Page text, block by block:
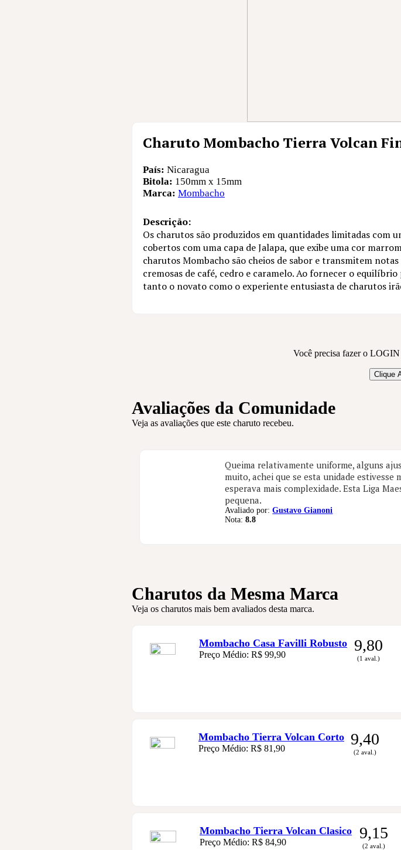
Charuto Mombacho Tierra Volcan
País: Nicaragua
Bitola: 150mm x 15mm
Marca: Mombacho
Descrição:
Os charutos são produzidos em quantidades limitadas com
cobertos com uma capa de Jalapa, que exibe uma cor
charutos Mombacho são cheios de sabor e transmitem
cremosas de café, cedro e caramelo. Ao fornecer o
tanto o novato como o experiente entusiasta de charutos
Você precisa fazer o
Clique
Avaliações da Comunidade
Veja as avaliações que este charuto recebeu.
Queima relativamente uniforme, alguns
muito, achei que se esta unidade estivesse
esperava mais complexidade. Esta Liga
pequena.
Avaliado por:Gustavo Gianoni
Nota:8.8
Charutos da Mesma Marca
Veja os charutos mais bem avaliados desta marca.
Mombacho Casa Favilli Robusto
Preço Médio: R$ 99,90
9,80
(1 aval.)
Mombacho Tierra Volcan Corto
Preço Médio: R$ 81,90
9,40
(2 aval.)
Mombacho Tierra Volcan Clasico
Preço Médio: R$ 84,90
9,15
(2 aval.)